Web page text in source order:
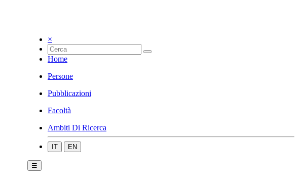
×
Home
Persone
Pubblicazioni
Facoltà
Ambiti Di Ricerca
IT EN
☰